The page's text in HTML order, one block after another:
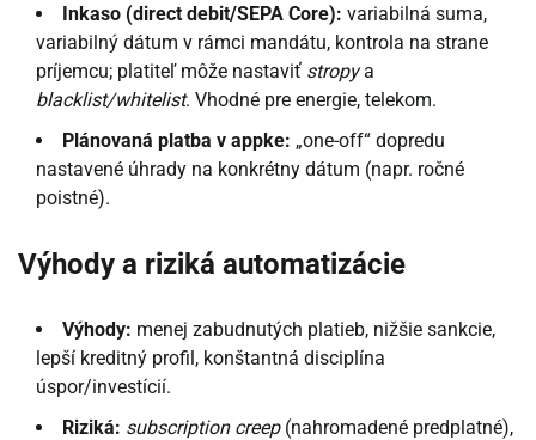
Inkaso (direct debit/SEPA Core): variabilná suma,
variabilný dátum v rámci mandátu, kontrola na strane
príjemcu; platiteľ môže nastaviť stropya
blacklist/whitelist. Vhodné pre energie, telekom.
Plánovaná platba v appke: „one-off“ dopredu
nastavené úhrady na konkrétny dátum (napr. ročné
poistné).
Výhody a riziká automatizácie
Výhody: menej zabudnutých platieb, nižšie sankcie,
lepší kreditný profil, konštantná disciplína
úspor/investícií.
Riziká: subscription creep(nahromadené predplatné),